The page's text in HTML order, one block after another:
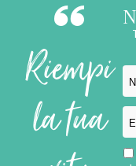
Riempi
la tua